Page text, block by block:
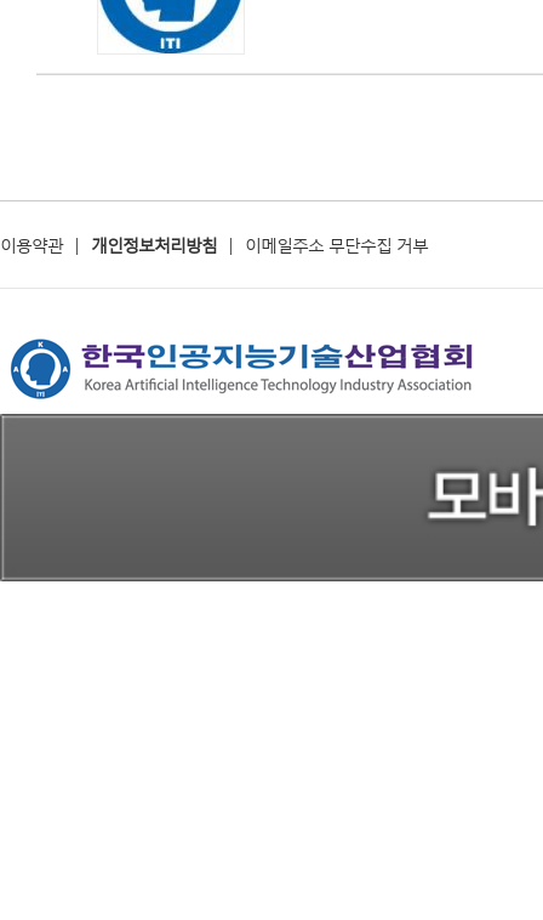
이용약관| 개인정보처리방침 | 이메일주소 무단수집 거부